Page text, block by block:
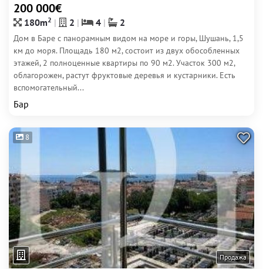
200 000€
180m2 2 4 2
Дом в Баре с панорамным видом на море и горы, Шушань, 1,5
км до моря. Площадь 180 м2, состоит из двух обособленных
этажей, 2 полноценные квартиры по 90 м2. Участок 300 м2,
облагорожен, растут фруктовые деревья и кустарники. Есть
вспомогательный...
Бар
8
Продажа